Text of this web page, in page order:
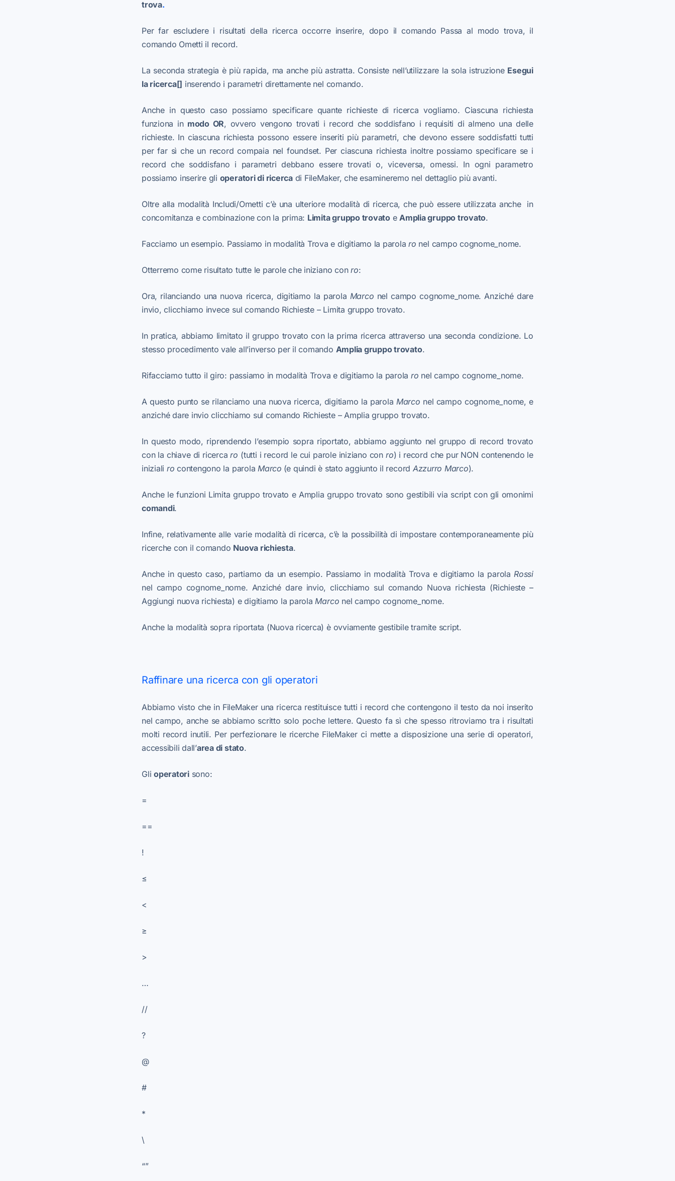
trova.
Per far escludere i risultati della ricerca occorre inserire, dopo il comando Passa al modo trova, il
comando Ometti il record.
La seconda strategia è più rapida, ma anche più astratta. Consiste nell’utilizzare la sola istruzione Esegui
la ricerca[] inserendo i parametri direttamente nel comando.
Anche in questo caso possiamo specificare quante richieste di ricerca vogliamo. Ciascuna richiesta
funziona in modo OR, ovvero vengono trovati i record che soddisfano i requisiti di almeno una delle
richieste. In ciascuna richiesta possono essere inseriti più parametri, che devono essere soddisfatti tutti
per far sì che un record compaia nel foundset. Per ciascuna richiesta inoltre possiamo specificare se i
record che soddisfano i parametri debbano essere trovati o, viceversa, omessi. In ogni parametro
possiamo inserire gli operatori di ricercadi FileMaker, che esamineremo nel dettaglio più avanti.
Oltre alla modalità Includi/Ometti c’è una ulteriore modalità di ricerca, che può essere utilizzata anche in
concomitanza e combinazione con la prima: Limita gruppo trovatoeAmplia gruppo trovato.
Facciamo un esempio. Passiamo in modalità Trova e digitiamo la parolaro nel campo cognome_nome.
Otterremo come risultato tutte le parole che iniziano conro:
Ora, rilanciando una nuova ricerca, digitiamo la parola Marco nel campo cognome_nome. Anziché dare
invio, clicchiamo invece sul comando Richieste – Limita gruppo trovato.
In pratica, abbiamo limitato il gruppo trovato con la prima ricerca attraverso una seconda condizione. Lo
stesso procedimento vale all’inverso per il comando Amplia gruppo trovato.
Rifacciamo tutto il giro: passiamo in modalità Trova e digitiamo la parola ro nel campo cognome_nome.
A questo punto se rilanciamo una nuova ricerca, digitiamo la parola Marco nel campo cognome_nome, e
anziché dare invio clicchiamo sul comando Richieste – Amplia gruppo trovato.
In questo modo, riprendendo l’esempio sopra riportato, abbiamo aggiunto nel gruppo di record trovato
con la chiave di ricercaro (tutti i record le cui parole iniziano conro) i record che pur NON contenendo le
iniziali ro contengono la parolaMarco (e quindi è stato aggiunto il record Azzurro Marco).
Anche le funzioni Limita gruppo trovato e Amplia gruppo trovato sono gestibili via script con gli omonimi
comandi.
Infine, relativamente alle varie modalità di ricerca, c’è la possibilità di impostare contemporaneamente più
ricerche con il comando Nuova richiesta.
Anche in questo caso, partiamo da un esempio. Passiamo in modalità Trova e digitiamo la parolaRossi
nel campo cognome_nome. Anziché dare invio, clicchiamo sul comando Nuova richiesta (Richieste –
Aggiungi nuova richiesta) e digitiamo la parolaMarco nel campo cognome_nome.
Anche la modalità sopra riportata (Nuova ricerca) è ovviamente gestibile tramite script.
Raffinare una ricerca con gli operatori
Abbiamo visto che in FileMaker una ricerca restituisce tutti i record che contengono il testo da noi inserito
nel campo, anche se abbiamo scritto solo poche lettere. Questo fa sì che spesso ritroviamo tra i risultati
molti record inutili. Per perfezionare le ricerche FileMaker ci mette a disposizione una serie di operatori,
accessibili dall’area di stato.
Glioperatorisono:
=
==
!
≤
<
≥
>
…
//
?
@
#
*
\
“”